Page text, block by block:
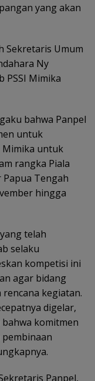
yang akan
Sekretaris Umum
Ny
PSSI Mimika
bahwa Panpel
untuk
Mimika untuk
rangka Piala
Tengah
hingga
telah
selaku
kompetisi ini
agar bidang
kegiatan.
digelar,
komitmen
Panpel,